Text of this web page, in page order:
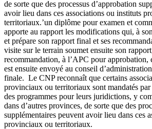
de sorte que des processus d’approbation
avoir lieu dans ces associations ou instituts
territoriaux.’un diplôme pour examen et
apporte au rapport les modifications qui, à
et prépare son rapport final et ses
visite sur le terrain soumet ensuite son
recommandation, à l’APC pour approbation,
est ensuite envoyé au conseil
finale. Le CNP reconnaît que certains
provinciaux ou territoriaux sont mandatés
des programmes pour leurs juridictions, y
dans d’autres provinces, de sorte que des
supplémentaires peuvent avoir lieu dans ces
provinciaux ou territoriaux.